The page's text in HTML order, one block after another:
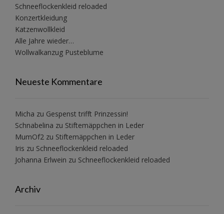
Schneeflockenkleid reloaded
Konzertkleidung
Katzenwollkleid
Alle Jahre wieder…
Wollwalkanzug Pusteblume
Neueste Kommentare
Micha zu Gespenst trifft Prinzessin!
Schnabelina zu Stiftemäppchen in Leder
MumOf2 zu Stiftemäppchen in Leder
Iris zu Schneeflockenkleid reloaded
Johanna Erlwein zu Schneeflockenkleid reloaded
Archiv